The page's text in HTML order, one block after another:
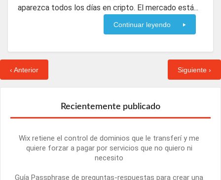
aparezca todos los días en cripto. El mercado está...
Continuar leyendo
‹ Anterior Siguiente ›
Recientemente publicado
Wix retiene el control de dominios que le transferí y me
quiere forzar a pagar por servicios que no quiero ni
necesito
Guía Passphrase de preguntas-respuestas para crear una